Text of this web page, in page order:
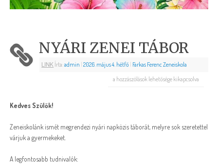
NYÁRI ZENEI TÁBOR
LINK Írta:admin 2026. május 4. hétfő Farkas Ferenc Zeneiskola
a hozzászólások lehetősége kikapcsolva
Kedves Szülők!
Zeneiskolánk ismét megrendezi nyári napközis táborát, melyre sok szeretettel
várjuk a gyermekeket.
A legfontosabb tudnivalók: